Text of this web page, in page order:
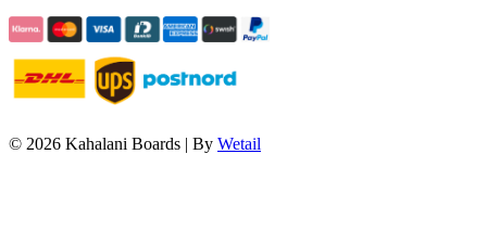
© 2026 Kahalani Boards | By Wetail